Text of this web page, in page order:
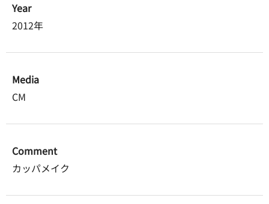
Year
2012年
Media
CM
Comment
カッパメイク